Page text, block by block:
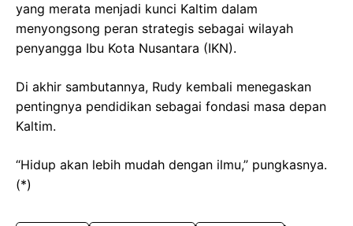
yang merata menjadi kunci Kaltim dalam
menyongsong peran strategis sebagai wilayah
penyangga Ibu Kota Nusantara (IKN).
Di akhir sambutannya, Rudy kembali menegaskan
pentingnya pendidikan sebagai fondasi masa depan
Kaltim.
“Hidup akan lebih mudah dengan ilmu,” pungkasnya.
(*)